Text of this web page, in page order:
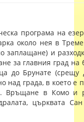
програма на
около нея в
заплащане) и
за главния град
до Брунате (срещу
над града, в което е
Връщане в Комо и
църквата